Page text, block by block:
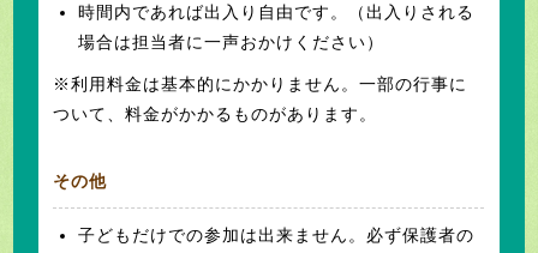
時間内であれば出入り自由です。（出入りされる
場合は担当者に一声おかけください）
※利用料金は基本的にかかりません。一部の行事に
ついて、料金がかかるものがあります。
その他
子どもだけでの参加は出来ません。必ず保護者の